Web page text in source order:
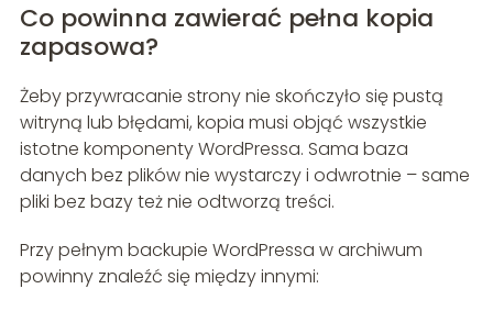
Co powinna zawierać pełna kopia
zapasowa?
Żeby przywracanie strony nie skończyło się pustą
witryną lub błędami, kopia musi objąć wszystkie
istotne komponenty WordPressa. Sama baza
danych bez plików nie wystarczy i odwrotnie – same
pliki bez bazy też nie odtworzą treści.
Przy pełnym backupie WordPressa w archiwum
powinny znaleźć się między innymi: